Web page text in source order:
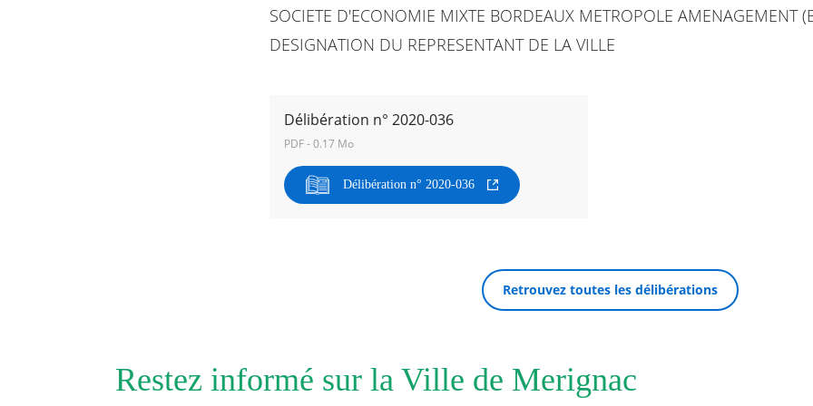
SOCIETE D'ECONOMIE MIXTE BORDEAUX METROPOLE AMENAGEMENT
DESIGNATION DU REPRESENTANT DE LA VILLE
Délibération n° 2020-036
PDF - 0.17 Mo
Délibération n° 2020-036
Retrouvez toutes les délibérations
Restez informé sur la Ville de Merignac